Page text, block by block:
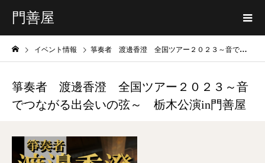
門善屋
イベント情報 箏奏者 渡邊香澄 全国ツアー２０２３～音でつながる出会いの弦～ 栃木公演in門善屋
箏奏者 渡邊香澄 全国ツアー２０２３～音
でつながる出会いの弦～ 栃木公演in門善屋